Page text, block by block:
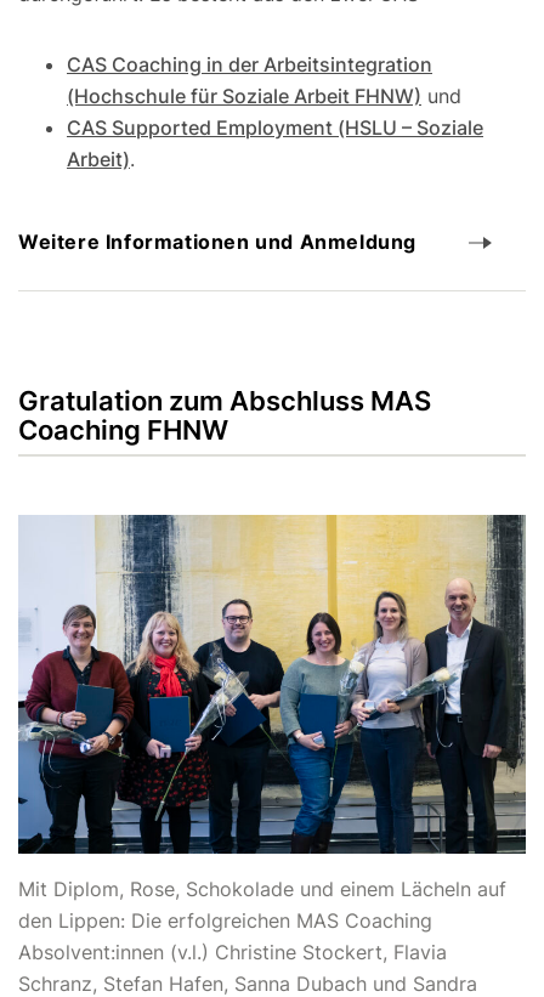
CAS Coaching in der Arbeitsintegration
(Hochschule für Soziale Arbeit FHNW) und
CAS Supported Employment (HSLU – Soziale
Arbeit).
Weitere Informationen und Anmeldung
Gratulation zum Abschluss MAS
Coaching FHNW
Mit Diplom, Rose, Schokolade und einem Lächeln auf
den Lippen: Die erfolgreichen MAS Coaching
Absolvent:innen (v.l.) Christine Stockert, Flavia
Schranz, Stefan Hafen, Sanna Dubach und Sandra